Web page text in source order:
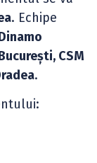
. Echipe
CSM
.